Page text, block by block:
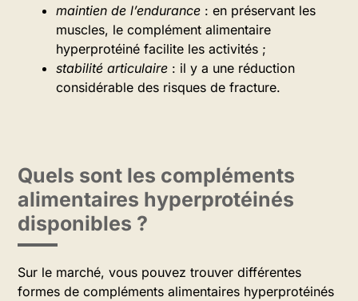
maintien de l’endurance : en préservant les
muscles, le complément alimentaire
hyperprotéiné facilite les activités ;
stabilité articulaire : il y a une réduction
considérable des risques de fracture.
Quels sont les compléments
alimentaires hyperprotéinés
disponibles ?
Sur le marché, vous pouvez trouver différentes
formes de compléments alimentaires hyperprotéinés